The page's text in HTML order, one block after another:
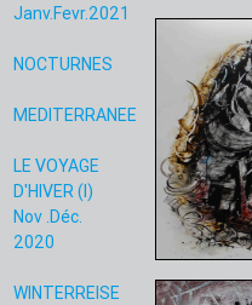
Janv.Fevr.2021
NOCTURNES
MEDITERRANEE
LE VOYAGE
D'HIVER (I)
Nov .Déc.
2020
WINTERREISE